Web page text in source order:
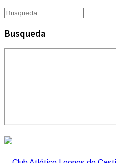
Busqueda